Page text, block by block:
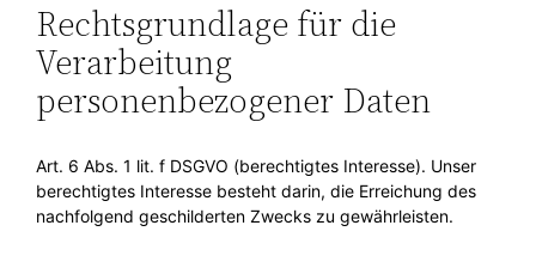
Rechtsgrundlage für die
Verarbeitung
personenbezogener Daten
Art. 6 Abs. 1 lit. f DSGVO (berechtigtes Interesse). Unser
berechtigtes Interesse besteht darin, die Erreichung des
nachfolgend geschilderten Zwecks zu gewährleisten.